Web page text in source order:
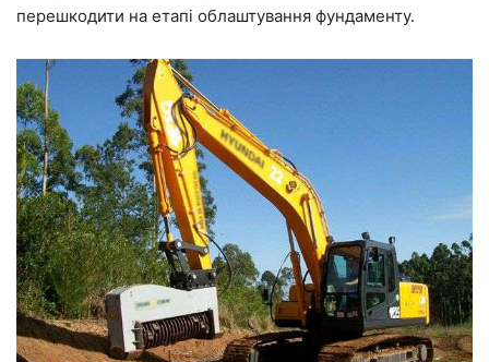
перешкодити на етапі облаштування фундаменту.